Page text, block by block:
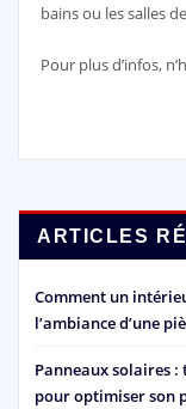
bains ou les salles
Pour plus d’infos,
ARTICLES
Comment un
l’ambiance d’une
Panneaux solaires
pour optimiser son